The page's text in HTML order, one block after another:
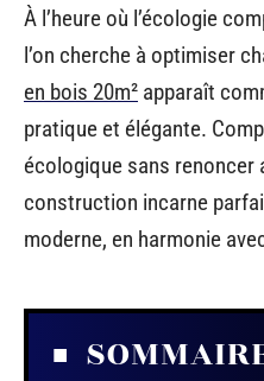
À l’heure où l’écologie
l’on cherche à optimiser
en bois 20m² apparaît
pratique et élégante.
écologique sans renoncer
construction incarne
moderne, en harmonie